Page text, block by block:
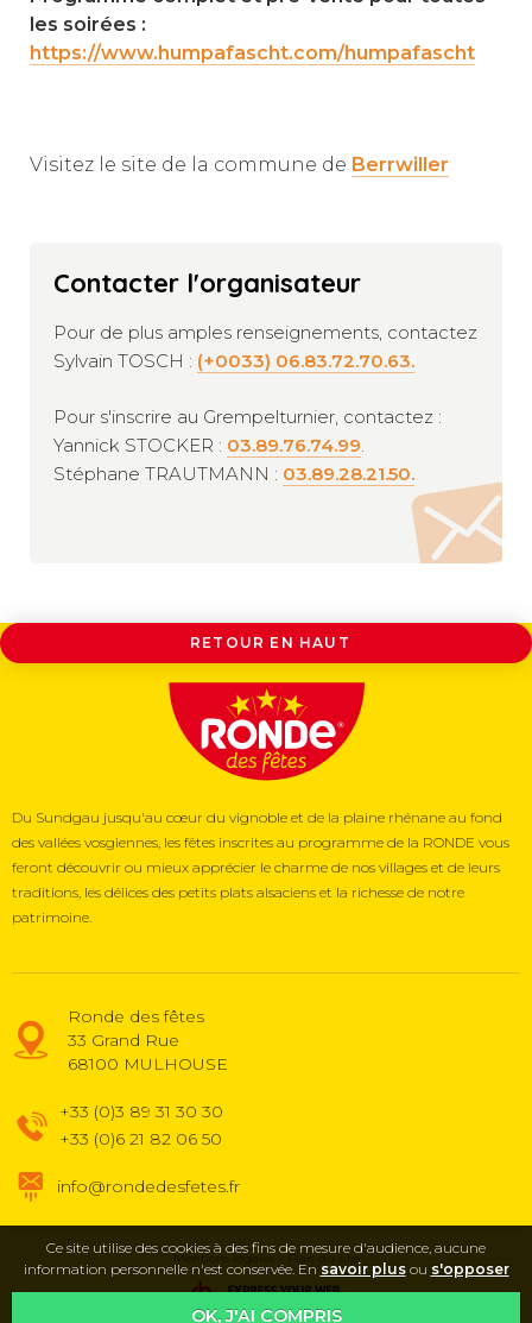
Contacter l'organisateur
Pour de plus amples renseignements, contactez
Sylvain TOSCH : (+0033) 06.83.72.70.63.
Pour s'inscrire au Grempelturnier, contactez :
Yannick STOCKER : 03.89.76.74.99.
Stéphane TRAUTMANN : 03.89.28.21.50.
les soirées :
https://www.humpafascht.com/humpafascht
Visitez le site de la commune de Berrwiller
RETOUR EN HAUT
Du Sundgau jusqu'au cœur du vignoble et de la plaine rhénane au fond
des vallées vosgiennes, les fêtes inscrites au programme de la RONDE vous
feront découvrir ou mieux apprécier le charme de nos villages et de leurs
traditions, les délices des petits plats alsaciens et la richesse de notre
patrimoine.
Ronde des fêtes
33 Grand Rue
68100 MULHOUSE
+33 (0)3 89 31 30 30
+33 (0)6 21 82 06 50
info@rondedesfetes.fr
Mentions légales Plan du site
Ce site utilise des cookies à des fins de mesure d'audience, aucune
information personnelle n'est conservée. En savoir plusou s'opposer
OK, J'AI COMPRIS